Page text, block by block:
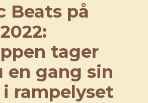
Beats på
tager
en gang sin
rampelyset